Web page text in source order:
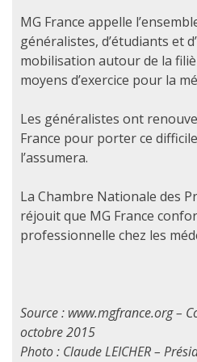
MG France appelle
généralistes, d’étudiants et
mobilisation autour de la
moyens d’exercice pour la
Les généralistes ont
France pour porter ce
l’assumera.
La Chambre Nationale des
réjouit que MG France
professionnelle chez les
Source : www.mgfrance.org –
octobre 2015
Photo : Claude LEICHER –